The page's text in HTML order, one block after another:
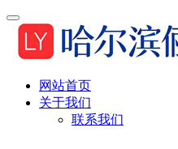
网站首页
关于我们
联系我们